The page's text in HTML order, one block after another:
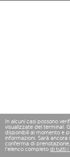
In alcuni casi possono
visualizzate del terminal.
disponibili al momento e
informazioni. Sarà ancora
conferma di
l'elenco completo di tutti i